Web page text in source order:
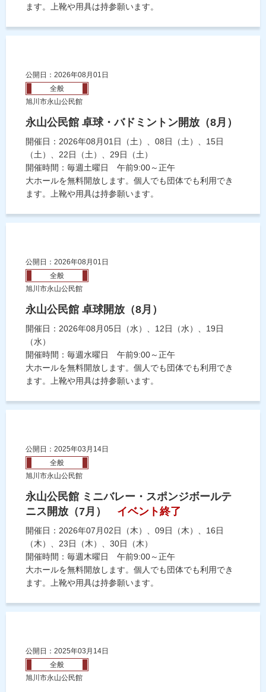
ます。上靴や用具は持参願います。
公開日：2026年08月01日
全般
旭川市永山公民館
永山公民館 卓球・バドミントン開放（8月）
開催日：2026年08月01日（土）、08日（土）、15日
（土）、22日（土）、29日（土）
開催時間：毎週土曜日 午前9:00～正午
大ホールを無料開放します。個人でも団体でも利用でき
ます。上靴や用具は持参願います。
公開日：2026年08月01日
全般
旭川市永山公民館
永山公民館 卓球開放（8月）
開催日：2026年08月05日（水）、12日（水）、19日
（水）
開催時間：毎週水曜日 午前9:00～正午
大ホールを無料開放します。個人でも団体でも利用でき
ます。上靴や用具は持参願います。
公開日：2025年03月14日
全般
旭川市永山公民館
永山公民館 ミニバレー・スポンジボールテ
ニス開放（7月）
イベント終了
開催日：2026年07月02日（木）、09日（木）、16日
（木）、23日（木）、30日（木）
開催時間：毎週木曜日 午前9:00～正午
大ホールを無料開放します。個人でも団体でも利用でき
ます。上靴や用具は持参願います。
公開日：2025年03月14日
全般
旭川市永山公民館